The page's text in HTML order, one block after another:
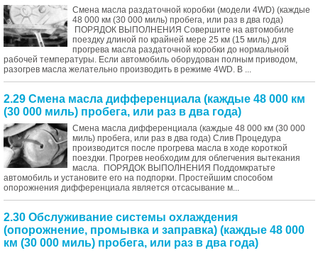
Смена масла раздаточной коробки (модели 4WD) (каждые
48 000 км (30 000 миль) пробега, или раз в два года)
ПОРЯДОК ВЫПОЛНЕНИЯ Совершите на автомобиле
поездку длиной по крайней мере 25 км (15 миль) для
прогрева масла раздаточной коробки до нормальной
рабочей температуры. Если автомобиль оборудован полным приводом,
разогрев масла желательно производить в режиме 4WD. В ...
2.29 Смена масла дифференциала (каждые 48 000 км
(30 000 миль) пробега, или раз в два года)
Смена масла дифференциала (каждые 48 000 км (30 000
миль) пробега, или раз в два года) Слив Процедура
производится после прогрева масла в ходе короткой
поездки. Прогрев необходим для облегчения вытекания
масла. ПОРЯДОК ВЫПОЛНЕНИЯ Поддомкратьте
автомобиль и установите его на подпорки. Простейшим способом
опорожнения дифференциала является отсасывание м...
2.30 Обслуживание системы охлаждения
(опорожнение, промывка и заправка) (каждые 48 000
км (30 000 миль) пробега, или раз в два года)